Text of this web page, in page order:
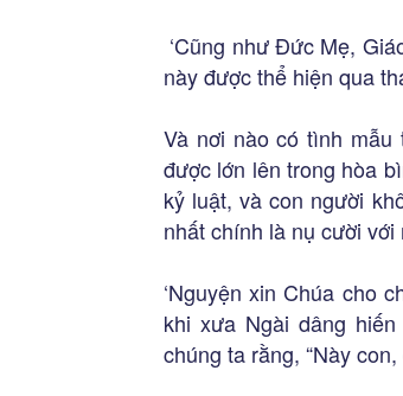
‘Cũng như Đức Mẹ,
này được thể hiện qua
Và nơi nào có tình
được lớn lên trong hòa
kỷ luật, và con người
nhất chính là nụ cười với
‘Nguyện xin Chúa cho
khi xưa Ngài dâng
chúng ta rằng, “Này con,